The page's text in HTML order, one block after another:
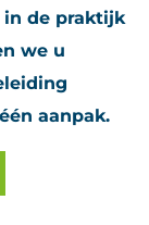
de praktijk
we u
aanpak.